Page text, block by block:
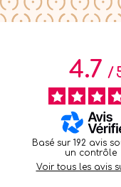
4.7/
Basé sur 192 avis
un contrôle
Voir tous les avis